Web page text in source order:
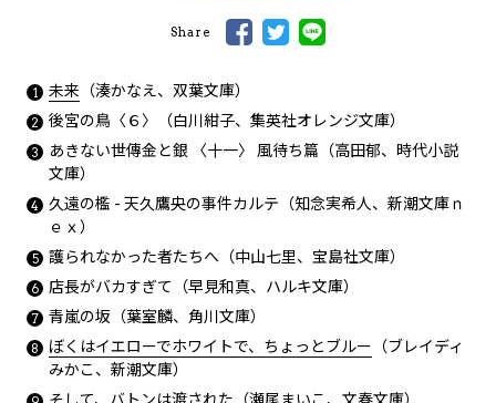
Share
未来 （湊かなえ、双葉文庫）
後宮の鳥 〈６〉（白川紺子、集英社オレンジ文庫）
あきない世傳金と銀 〈十一〉 風待ち篇（高田郁、時代小説
文庫）
久遠の檻 - 天久鷹央の事件カルテ（知念実希人、新潮文庫ｎ
ｅｘ）
護られなかった者たちへ（中山七里、宝島社文庫）
店長がバカすぎて（早見和真、ハルキ文庫）
青嵐の坂（葉室麟、角川文庫）
ぼくはイエローでホワイトで、ちょっとブルー （ブレイディ
みかこ、新潮文庫）
そして、バトンは渡された （瀬尾まいこ、文春文庫）